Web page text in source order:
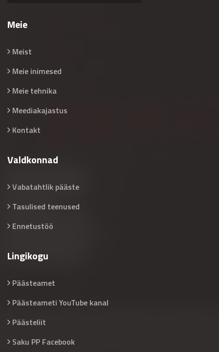
Meie
Meist
Meie inimesed
Meie tehnika
Meediakajastus
Kontakt
Valdkonnad
Vabatahtlik pääste
Tasulised teenused
Ennetustöö
Lingikogu
Päästeamet
Päästeameti YouTube kanal
Päästeliit
Saku PP Facebook